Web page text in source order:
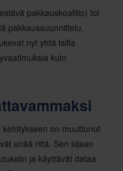
pakkauskoalitio) toi
pakkaussuunnittelu,
nyt yhtä lailla
kuin
on muuttunut
enää riitä. Sen sijaan
ja käyttävät dataa